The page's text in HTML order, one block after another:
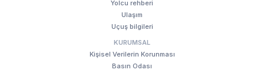
Yolcu rehberi
Ulaşım
Uçuş bilgileri
KURUMSAL
Kişisel Verilerin Korunması
Basın Odası